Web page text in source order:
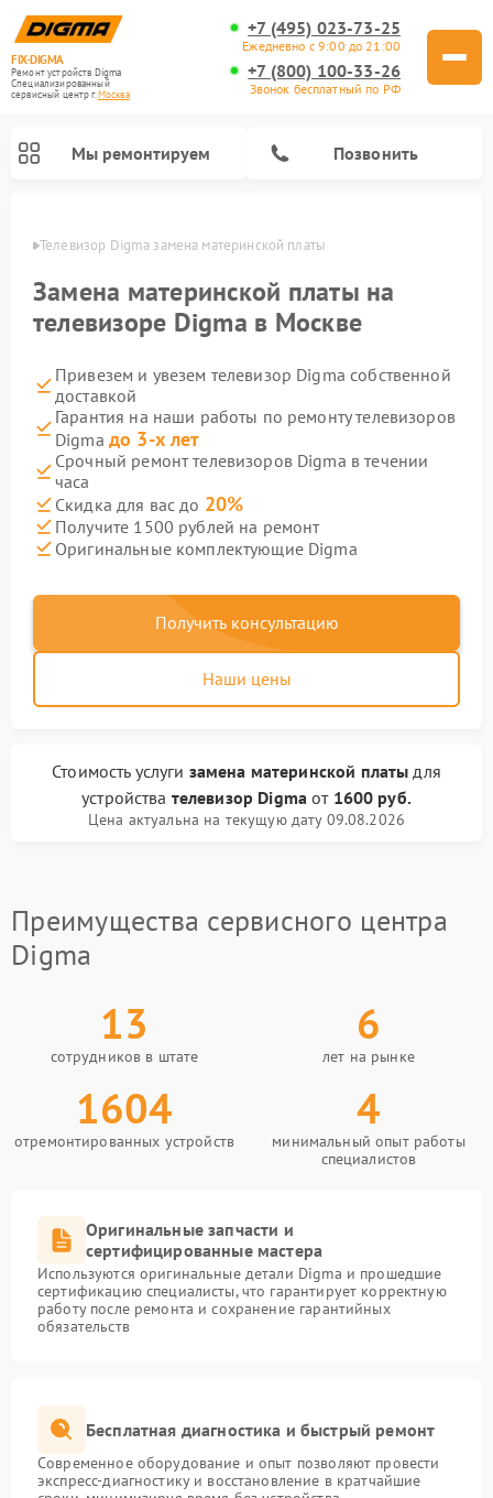
FIX-DIGMA
Ремонт устройств Digma
Специализированный
cервисный центр г.Москва
+7 (495) 023-73-25
Ежедневно с 9:00 до 21:00
+7 (800) 100-33-26
Звонок бесплатный по РФ
Мы ремонтируем Позвонить
Телевизор Digma замена материнской платы
Замена материнской платы на
телевизоре Digma в Москве
Привезем и увезем телевизор Digma собственной
доставкой
Гарантия на наши работы по ремонту телевизоров
Digma до 3-х лет
Срочный ремонт телевизоров Digma в течении
часа
Скидка для вас до 20%
Получите 1500 рублей на ремонт
Оригинальные комплектующие Digma
Получить консультацию
Наши цены
Стоимость услуги замена материнской платы для
устройства телевизор Digmaот 1600 руб.
Цена актуальна на текущую дату 09.08.2026
Преимущества сервисного центра
Digma
13
сотрудников в штате
6
лет на рынке
1604
отремонтированных устройств
4
минимальный опыт работы
специалистов
Оригинальные запчасти и
сертифицированные мастера
Используются оригинальные детали Digma и прошедшие
сертификацию специалисты, что гарантирует корректную
работу после ремонта и сохранение гарантийных
обязательств
Бесплатная диагностика и быстрый ремонт
Современное оборудование и опыт позволяют провести
экспресс-диагностику и восстановление в кратчайшие